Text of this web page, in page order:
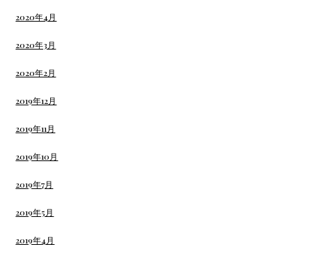
2020年4月
2020年3月
2020年2月
2019年12月
2019年11月
2019年10月
2019年7月
2019年5月
2019年4月